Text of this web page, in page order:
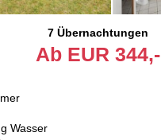
7 Übernachtungen
Ab EUR 344,-
Wasser